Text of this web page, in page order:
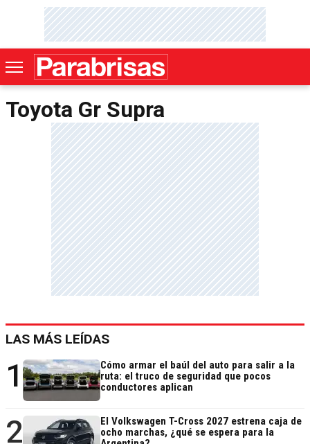
Toyota Gr Supra
LAS MÁS LEÍDAS
1
Cómo armar el baúl del auto para salir a la
ruta: el truco de seguridad que pocos
conductores aplican
2
El Volkswagen T-Cross 2027 estrena caja de
ocho marchas, ¿qué se espera para la